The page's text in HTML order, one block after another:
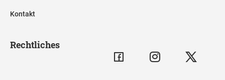
Kontakt
Rechtliches